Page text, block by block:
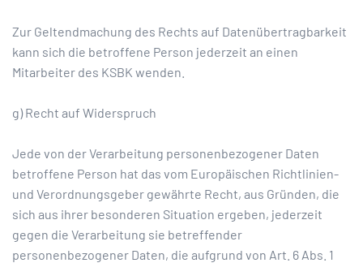
Zur Geltendmachung des Rechts auf Datenübertragbarkeit
kann sich die betroffene Person jederzeit an einen
Mitarbeiter des KSBK wenden.
g) Recht auf Widerspruch
Jede von der Verarbeitung personenbezogener Daten
betroffene Person hat das vom Europäischen Richtlinien-
und Verordnungsgeber gewährte Recht, aus Gründen, die
sich aus ihrer besonderen Situation ergeben, jederzeit
gegen die Verarbeitung sie betreffender
personenbezogener Daten, die aufgrund von Art. 6 Abs. 1